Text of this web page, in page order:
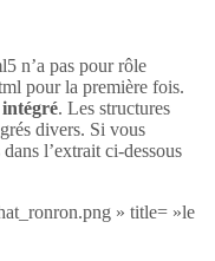
n’a pas pour rôle
pour la première fois.
. Les structures
divers. Si vous
l’extrait ci-dessous
» title= »le